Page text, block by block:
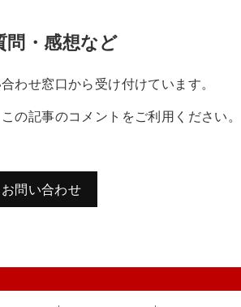
問・感想など
わせ窓口から受け付けています。
の記事のコメントをご利用ください。
お問い合わせ